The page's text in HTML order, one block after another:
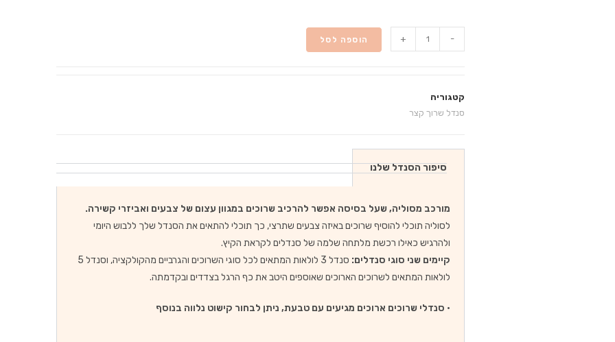
-
+ הוספה לסל
קטגוריה
סנדל שרוך קצר
סיפור הסנדל שלנו
מורכב מסוליה, שעל בסיסה אפשר להרכיב שרוכים במגוון עצום של צבעים ואביזרי קשירה.
לסוליה תוכלי להוסיף שרוכים באיזה צבעים שתרצי, כך תוכלי להתאים את הסנדל שלך ללבוש היומי
ולהרגיש כאילו רכשת מלתחה שלמה של סנדלים לקראת הקיץ.
קיימים שני סוגי סנדלים:
סנדל 3 לולאות המתאים לכל סוגי השרוכים והגרביים מהקולקציה, וסנדל 5
לולאות המתאים לשרוכים הארוכים שאוספים היטב את כף הרגל בצדדים ובקדמתה.
• סנדלי שרוכים ארוכים מגיעים עם טבעת, ניתן לבחור קישוט נלווה בנוסף